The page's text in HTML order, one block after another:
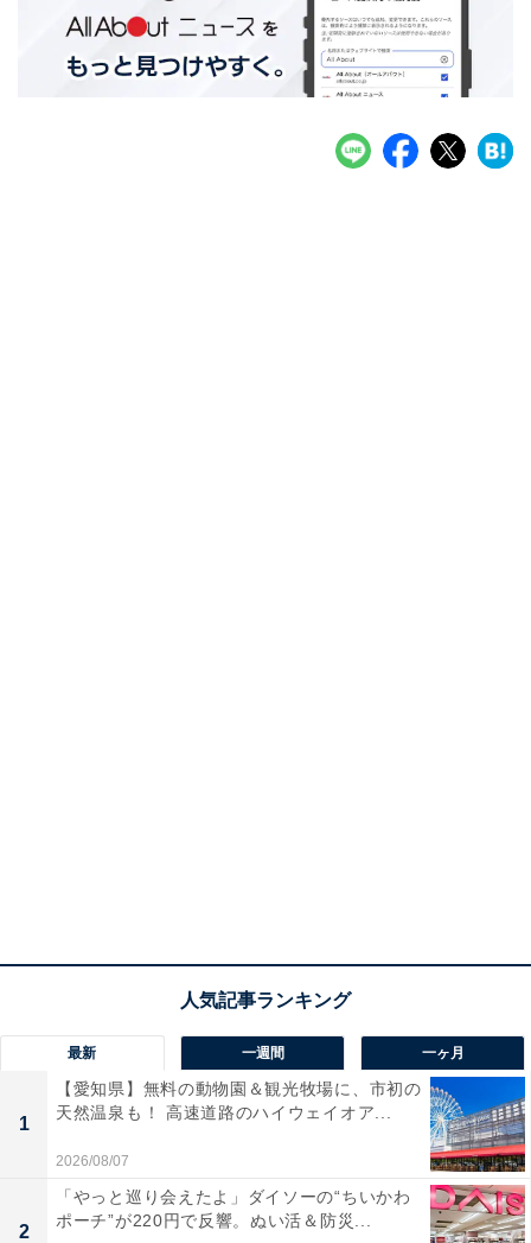
最新 一週間 一ヶ月
1
【愛知県】無料の動物園＆観光牧場に、市初の
天然温泉も！ 高速道路のハイウェイオア...
2026/08/07
2
「やっと巡り会えたよ」ダイソーの“ちいかわ
ポーチ”が220円で反響。ぬい活＆防災...